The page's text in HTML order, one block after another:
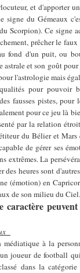
et d'apporter
signe du Gémeaux
Scorpion). Ce signe
prêcher le
fond d'un puit, ou
astrale et son goût
l'astrologie mais
pour pouvoir
fausses pistes,
pour ce jeu là
par la relation
du Bélier et Mars
de gérer ses
extrêmes. La
des heures sont
(émotion) en
de son milieu du Ciel.
caractère
à la
joueur de football
dans la catégorie